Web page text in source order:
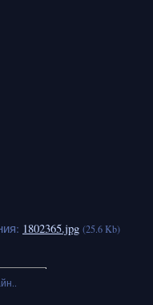
1802365.jpg (25.6 Kb)